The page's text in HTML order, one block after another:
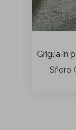
Griglia in
Sfioro